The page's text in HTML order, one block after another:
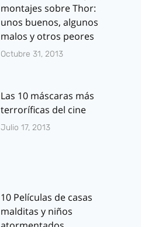
montajes sobre Thor:
unos buenos, algunos
malos y otros peores
Octubre 31, 2013
Las 10 máscaras más
terroríficas del cine
Julio 17, 2013
10 Películas de casas
malditas y niños